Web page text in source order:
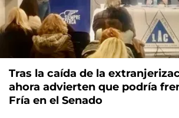
Tras la caída de la
ahora advierten que podría
Fría en el Senado